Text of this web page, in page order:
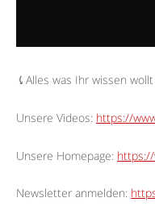
⤹Alles was Ihr wissen
Unsere Videos: https://
Unsere Homepage:
Newsletter anmelden: